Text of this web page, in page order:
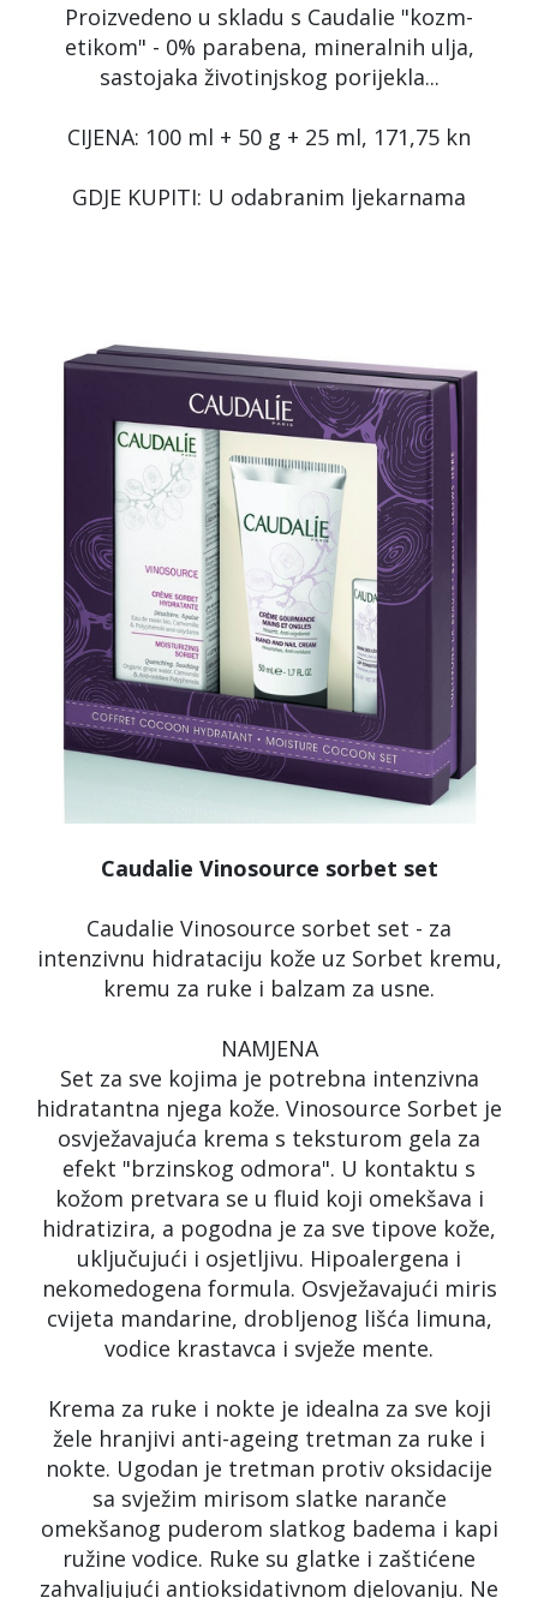
Proizvedeno u skladu s Caudalie "kozm-
etikom" - 0% parabena, mineralnih ulja,
sastojaka životinjskog porijekla...
CIJENA: 100 ml + 50 g + 25 ml, 171,75 kn
GDJE KUPITI: U odabranim ljekarnama
Caudalie Vinosource sorbet set
Caudalie Vinosource sorbet set - za
intenzivnu hidrataciju kože uz Sorbet kremu,
kremu za ruke i balzam za usne.
NAMJENA
Set za sve kojima je potrebna intenzivna
hidratantna njega kože. Vinosource Sorbet je
osvježavajuća krema s teksturom gela za
efekt "brzinskog odmora". U kontaktu s
kožom pretvara se u fluid koji omekšava i
hidratizira, a pogodna je za sve tipove kože,
uključujući i osjetljivu. Hipoalergena i
nekomedogena formula. Osvježavajući miris
cvijeta mandarine, drobljenog lišća limuna,
vodice krastavca i svježe mente.
Krema za ruke i nokte je idealna za sve koji
žele hranjivi anti-ageing tretman za ruke i
nokte. Ugodan je tretman protiv oksidacije
sa svježim mirisom slatke naranče
omekšanog puderom slatkog badema i kapi
ružine vodice. Ruke su glatke i zaštićene
zahvaljujući antioksidativnom djelovanju. Ne